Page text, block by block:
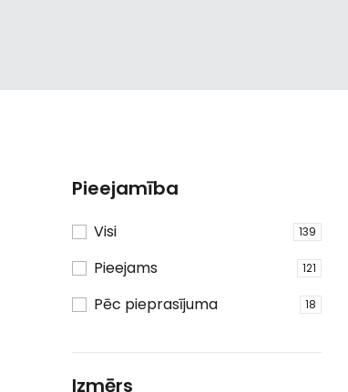
Pieejamība
Visi 139
Pieejams 121
Pēc pieprasījuma 18
Izmērs